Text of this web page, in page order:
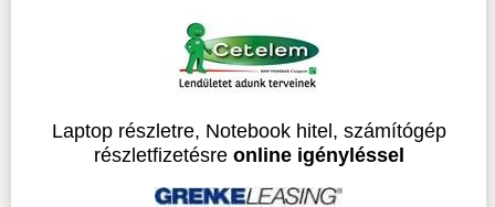
Laptop részletre, Notebook hitel, számítógép
részletfizetésre online igényléssel